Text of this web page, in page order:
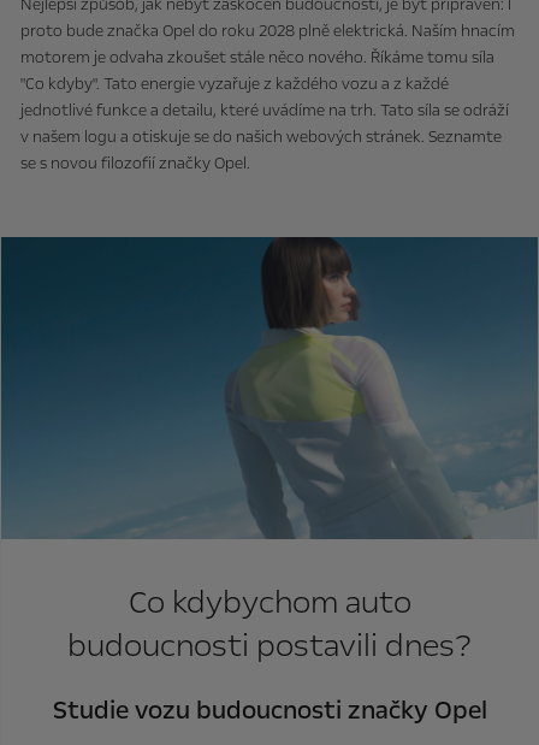
Nejlepší způsob, jak nebýt zaskočen budoucností, je být připraven: I
proto bude značka Opel do roku 2028 plně elektrická. Naším hnacím
motorem je odvaha zkoušet stále něco nového. Říkáme tomu síla
"Co kdyby". Tato energie vyzařuje z každého vozu a z každé
jednotlivé funkce a detailu, které uvádíme na trh. Tato síla se odráží
v našem logu a otiskuje se do našich webových stránek. Seznamte
se s novou filozofií značky Opel.
Co kdybychom auto
budoucnosti postavili dnes?
Studie vozu budoucnosti značky Opel